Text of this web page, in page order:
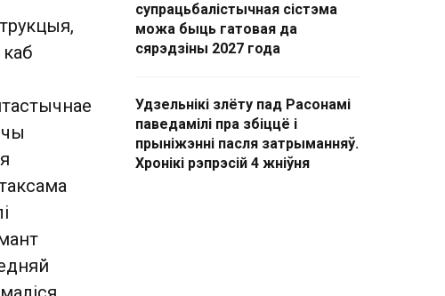
супрацьбалістычная сістэма
можа быць гатовая да
сярэдзіны 2027 года
Удзельнікі злёту пад Расонамі
паведамілі пра збіццё і
прыніжэнні пасля затрыманняў.
Хронікі рэпрэсій 4 жніўня